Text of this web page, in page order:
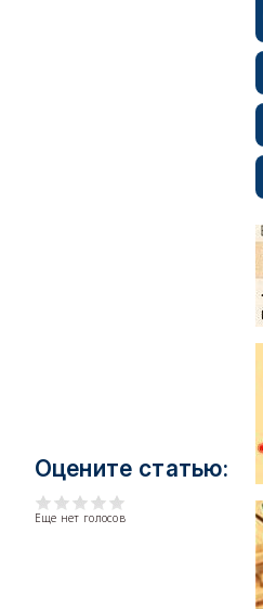
Оцените статью:
Еще нет голосов